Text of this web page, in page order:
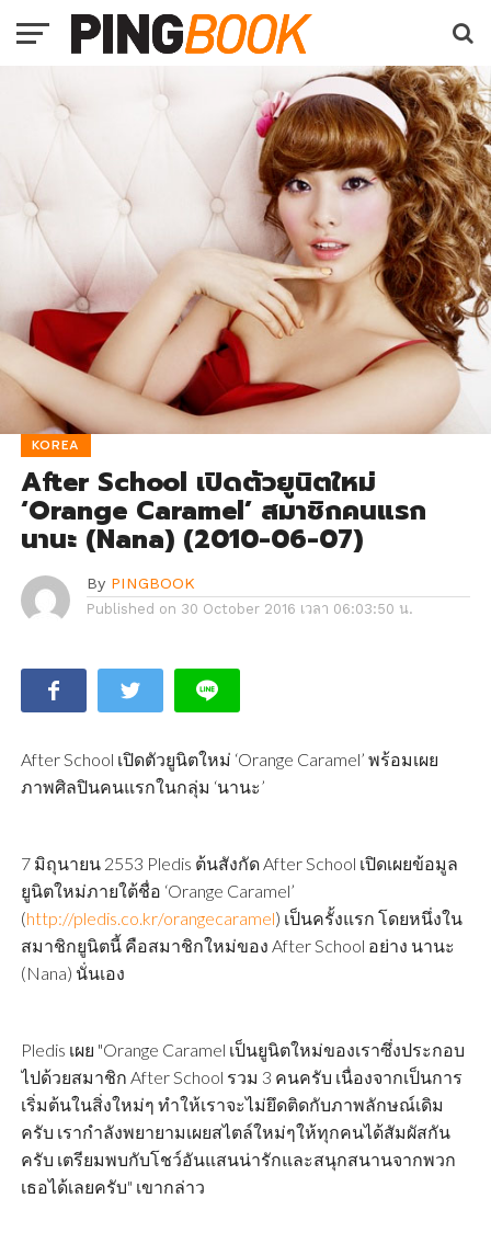
KOREA
After School เปิดตัวยูนิตใหม่
‘Orange Caramel’ สมาชิกคนแรก
นานะ (Nana) (2010-06-07)
By PINGBOOK
Published on 30 October 2016 เวลา 06:03:50 น.
After School เปิดตัวยูนิตใหม่ ‘Orange Caramel’ พร้อมเผย
ภาพศิลปินคนแรกในกลุ่ม ‘นานะ’
7 มิถุนายน 2553 Pledis ต้นสังกัด After School เปิดเผยข้อมูล
ยูนิตใหม่ภายใต้ชื่อ ‘Orange Caramel’
(http://pledis.co.kr/orangecaramel) เป็นครั้งแรก โดยหนึ่งใน
สมาชิกยูนิตนี้ คือสมาชิกใหม่ของ After School อย่าง นานะ
(Nana) นั่นเอง
Pledis เผย "Orange Caramel เป็นยูนิตใหม่ของเราซึ่งประกอบ
ไปด้วยสมาชิก After School รวม 3 คนครับ เนื่องจากเป็นการ
เริ่มต้นในสิ่งใหม่ๆ ทำให้เราจะไม่ยึดติดกับภาพลักษณ์เดิม
ครับ เรากำลังพยายามเผยสไตล์ใหม่ๆให้ทุกคนได้สัมผัสกัน
ครับ เตรียมพบกับโชว์อันแสนน่ารักและสนุกสนานจากพวก
เธอได้เลยครับ" เขากล่าว